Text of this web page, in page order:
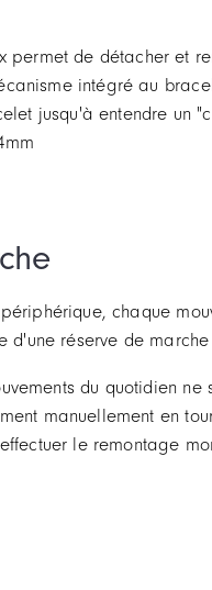
permet de détacher et
intégré au
jusqu'à entendre un
chaque
d'une réserve de
du quotidien
manuellement en
le remontage